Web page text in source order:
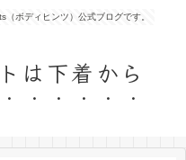
ボディヒンツ）公式ブログです。
は下着から